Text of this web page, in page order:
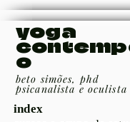
yoga
o
beto simões, phd
psicanalista e oculista
index